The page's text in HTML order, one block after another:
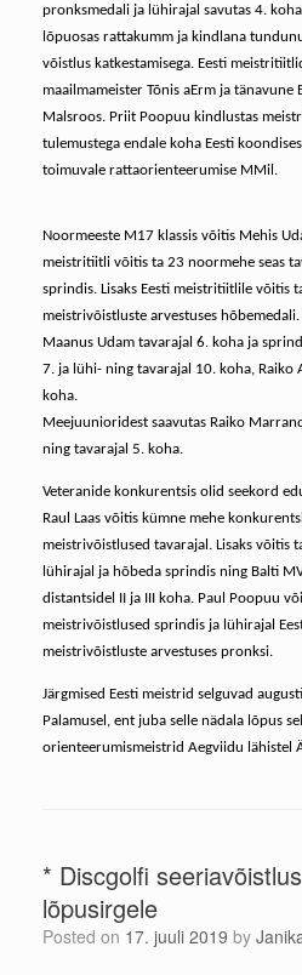
pronksmedali ja lühirajal savutas 4.
lõpuosas rattakumm ja kindlana
võistlus katkestamisega. Eesti
maailmameister Tõnis aErm ja tänavune
Malsroos. Priit Poopuu kindlustas
tulemustega endale koha Eesti
toimuvale rattaorienteerumise MMil.
Noormeeste M17 klassis võitis Mehis
meistritiitli võitis ta 23 noormehe seas
sprindis. Lisaks Eesti meistritiitlile võitis
meistrivõistluste arvestuses hõbemedali.
Maanus Udam tavarajal 6. koha ja
7. ja lühi- ning tavarajal 10. koha,
koha.
Meejuunioridest saavutas Raiko
ning tavarajal 5. koha.
Veteranide konkurentsis olid seekord
Raul Laas võitis kümne mehe
meistrivõistlused tavarajal. Lisaks võitis
lühirajal ja hõbeda sprindis ning Balti
distantsidel II ja III koha. Paul Poopuu
meistrivõistlused sprindis ja lühirajal
meistrivõistluste arvestuses pronksi.
Järgmised Eesti meistrid selguvad
Palamusel, ent juba selle nädala lõpus
orienteerumismeistrid Aegviidu lähistel
* Discgolfi
lõpusirgele
Posted on 17. juuli 2019 by